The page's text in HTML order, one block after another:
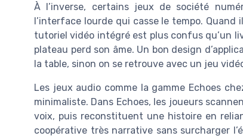
À l’inverse, certains jeux de société
l’interface lourde qui casse le tempo.
tutoriel vidéo intégré est plus confus qu’un
plateau perd son âme. Un bon design
la table, sinon on se retrouve avec un jeu
Les jeux audio comme la gamme Echoes
minimaliste. Dans Echoes, les joueurs
voix, puis reconstituent une histoire en
coopérative très narrative sans surcharger